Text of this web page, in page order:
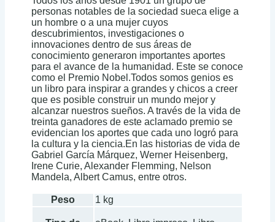
personas notables de la sociedad sueca elige a
un hombre o a una mujer cuyos
descubrimientos, investigaciones o
innovaciones dentro de sus áreas de
conocimiento generaron importantes aportes
para el avance de la humanidad. Este se conoce
como el Premio Nobel.Todos somos genios es
un libro para inspirar a grandes y chicos a creer
que es posible construir un mundo mejor y
alcanzar nuestros sueños. A través de la vida de
treinta ganadores de este aclamado premio se
evidencian los aportes que cada uno logró para
la cultura y la ciencia.En las historias de vida de
Gabriel García Márquez, Werner Heisenberg,
Irene Curie, Alexander Flemming, Nelson
Mandela, Albert Camus, entre otros.
Peso 1 kg